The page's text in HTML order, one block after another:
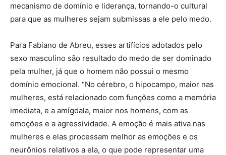
mecanismo de domínio e liderança, tornando-o cultural
para que as mulheres sejam submissas a ele pelo medo.
Para Fabiano de Abreu, esses artifícios adotados pelo
sexo masculino são resultado do medo de ser dominado
pela mulher, já que o homem não possui o mesmo
domínio emocional. “No cérebro, o hipocampo, maior nas
mulheres, está relacionado com funções como a memória
imediata, e a amígdala, maior nos homens, com as
emoções e a agressividade. A emoção é mais ativa nas
mulheres e elas processam melhor as emoções e os
neurônios relativos a ela, o que pode representar uma